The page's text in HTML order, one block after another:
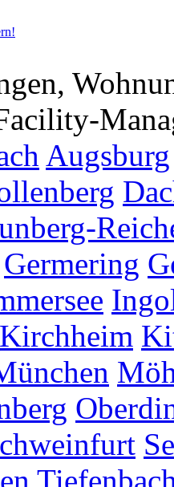
Augsburg
Germering
Kirchheim